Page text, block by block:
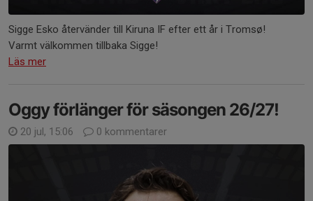
Sigge Esko återvänder till Kiruna IF efter ett år i Tromsø!
Varmt välkommen tillbaka Sigge!
Läs mer
Oggy förlänger för säsongen 26/27!
20 jul, 15:06 0 kommentarer